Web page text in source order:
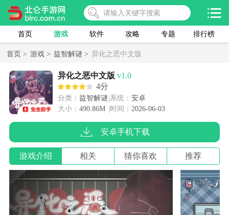
首页 游戏 软件 攻略 专题 排行榜
首页 > 游戏 > 益智解谜 > 异化之恶中文版
异化之恶中文版 v1.0
4分
分类： 益智解谜 系统： 安卓
大小： 490.86M 时间： 2026-06-03
安卓手机下载
游戏介绍 相关 猜你喜欢 推荐